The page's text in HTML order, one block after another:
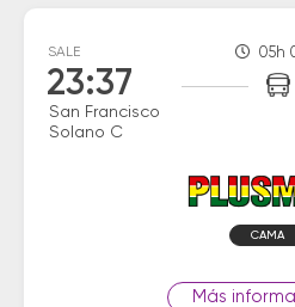
SALE
23:37
San Francisco
Solano C
05h
CAMA